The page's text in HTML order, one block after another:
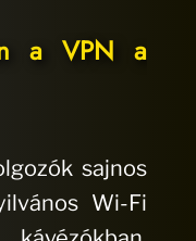
a VPN a
sajnos
Wi-Fi